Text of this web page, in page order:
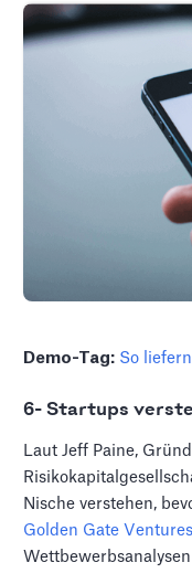
Demo-Tag: So
6- Startups
Laut Jeff Paine,
Nische verstehen,
Golden Gate